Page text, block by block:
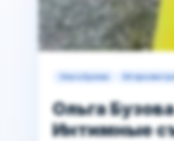
Ольга Бузова 64
Ольга
Интимные